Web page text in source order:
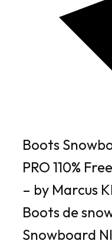
Boots
PRO 110%
– by Marcus
Boots de
Snowboard